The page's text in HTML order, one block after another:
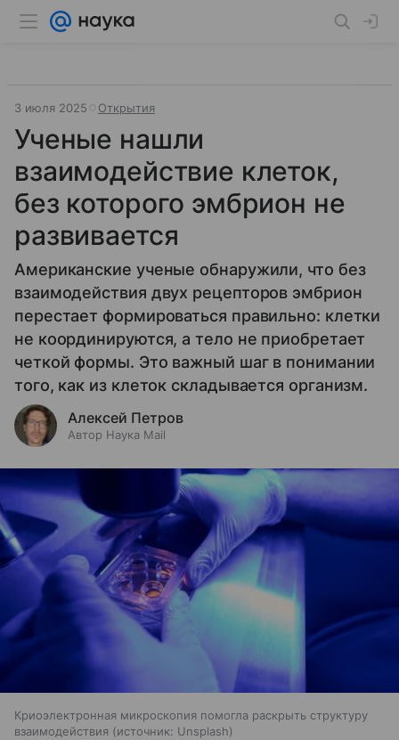
3 июля 2025 Открытия
Ученые нашли
взаимодействие клеток,
без которого эмбрион не
развивается
​​​​​​​Американские ученые обнаружили, что без
взаимодействия двух рецепторов эмбрион
перестает формироваться правильно: клетки
не координируются, а тело не приобретает
четкой формы. Это важный шаг в понимании
того, как из клеток складывается организм.
Алексей Петров
Автор Наука Mail
Криоэлектронная микроскопия помогла раскрыть структуру
взаимодействия
источник: Unsplash